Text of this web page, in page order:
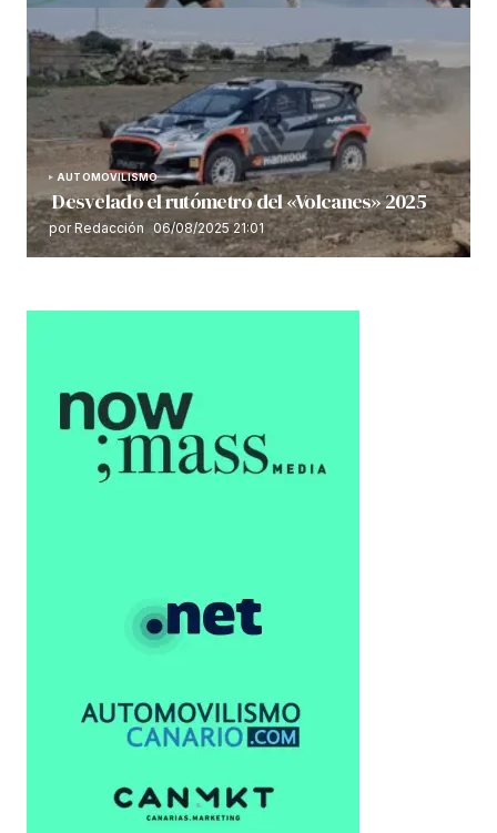
AUTOMOVILISMO
Desvelado el rutómetro del «Volcanes» 2025
por Redacción 06/08/2025 21:01